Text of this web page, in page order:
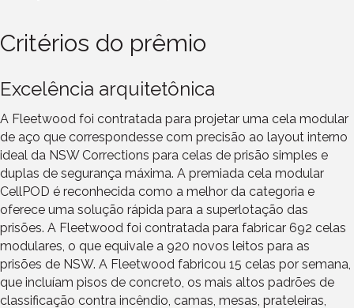
Critérios do prêmio
Excelência arquitetônica
A Fleetwood foi contratada para projetar uma cela modular
de aço que correspondesse com precisão ao layout interno
ideal da NSW Corrections para celas de prisão simples e
duplas de segurança máxima. A premiada cela modular
CellPOD é reconhecida como a melhor da categoria e
oferece uma solução rápida para a superlotação das
prisões. A Fleetwood foi contratada para fabricar 692 celas
modulares, o que equivale a 920 novos leitos para as
prisões de NSW. A Fleetwood fabricou 15 celas por semana,
que incluíam pisos de concreto, os mais altos padrões de
classificação contra incêndio, camas, mesas, prateleiras,